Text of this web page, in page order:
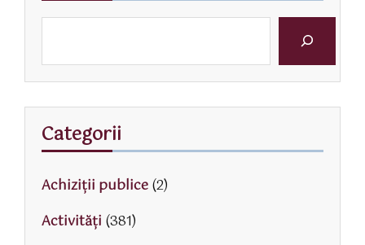
Categorii
Achiziții publice(2)
Activităţi (381)